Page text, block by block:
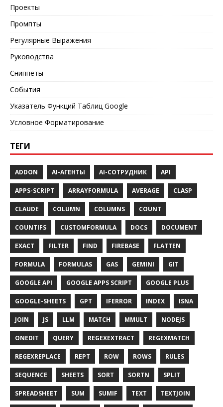
Проекты
Промпты
Регулярные Выражения
Руководства
Сниппеты
События
Указатель Функций Таблиц Google
Условное Форматирование
ТЕГИ
ADDON AI-АГЕНТЫ AI-СОТРУДНИК API
APPS-SCRIPT ARRAYFORMULA AVERAGE CLASP
CLAUDE COLUMN COLUMNS COUNT
COUNTIFS CUSTOMFORMULA DOCS DOCUMENT
EXACT FILTER FIND FIREBASE FLATTEN
FORMULA FORMULAS GAS GEMINI GIT
GOOGLE API GOOGLE APPS SCRIPT GOOGLE PLUS
GOOGLE-SHEETS GPT IFERROR INDEX ISNA
JOIN JS LLM MATCH MMULT NODEJS
ONEDIT QUERY REGEXEXTRACT REGEXMATCH
REGEXREPLACE REPT ROW ROWS RULES
SEQUENCE SHEETS SORT SORTN SPLIT
SPREADSHEET SUM SUMIF TEXT TEXTJOIN